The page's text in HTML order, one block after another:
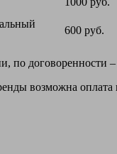
600 руб.
по
возможна